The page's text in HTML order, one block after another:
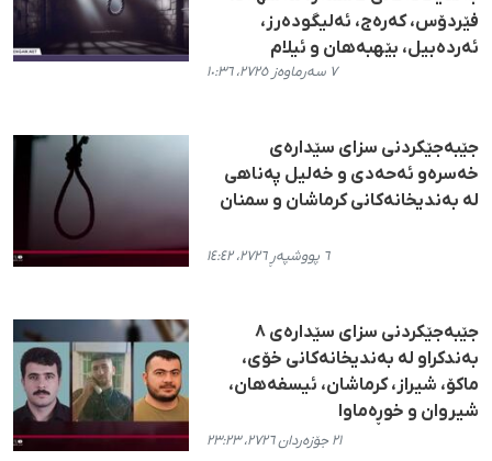
فێردۆس، کەرەج، ئەلیگودەرز،
ئەردەبیل، بێهبەهان و ئیلام
٧ سەرماوەز ٢٧٢٥، ١٠:٣٦
جێبەجێکردنی سزای سێدارەی
خەسرەو ئەحەدی و خەلیل پەناهی
لە بەندیخانەکانی کرماشان و سمنان
٦ پووشپەڕ ٢٧٢٦، ١٤:٤٢
جێبەجێکردنی سزای سێدارەی ٨
بەندکراو لە بەندیخانەکانی خۆی،
ماکۆ، شیراز، کرماشان، ئیسفەهان،
شیروان و خوڕەماوا
٢١ جۆزەردان ٢٧٢٦، ٢٣:٢٣